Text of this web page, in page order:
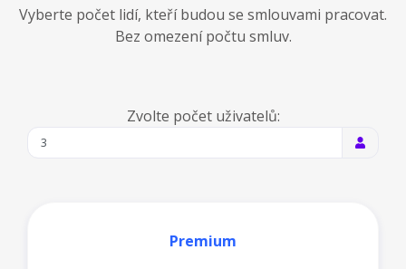
Vyberte počet lidí, kteří budou se smlouvami pracovat.
Bez omezení počtu smluv.
Zvolte počet uživatelů:
Premium